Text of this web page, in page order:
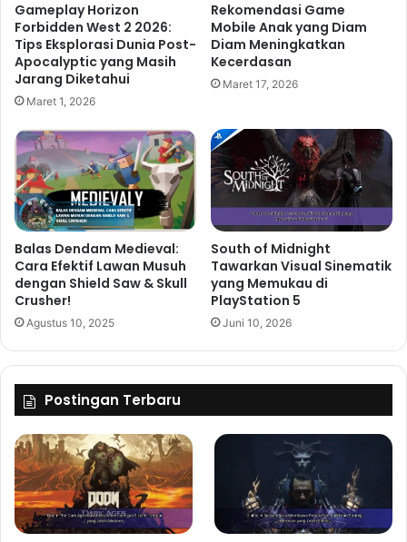
Gameplay Horizon
Forbidden West 2 2026:
Tips Eksplorasi Dunia Post-
Apocalyptic yang Masih
Jarang Diketahui
Maret 1, 2026
Rekomendasi Game
Mobile Anak yang Diam
Diam Meningkatkan
Kecerdasan
Maret 17, 2026
Balas Dendam Medieval:
Cara Efektif Lawan Musuh
dengan Shield Saw & Skull
Crusher!
Agustus 10, 2025
South of Midnight
Tawarkan Visual Sinematik
yang Memukau di
PlayStation 5
Juni 10, 2026
Postingan Terbaru